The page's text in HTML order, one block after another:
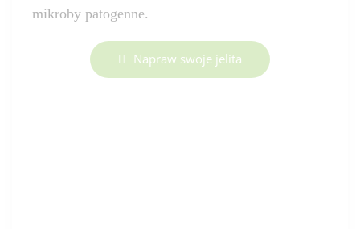
mikroby patogenne.
Napraw swoje jelita